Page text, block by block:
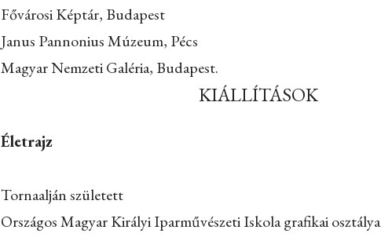
Fővárosi Képtár, Budapest
Janus Pannonius Múzeum, Pécs
Magyar Nemzeti Galéria, Budapest.
KIÁLLÍTÁSOK
Életrajz
Tornaalján született
Országos Magyar Királyi Iparművészeti Iskola grafikai osztálya